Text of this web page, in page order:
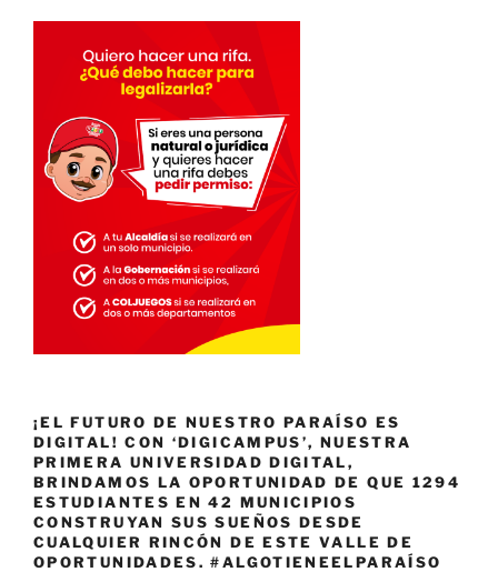
¡EL FUTURO DE NUESTRO PARAÍSO ES
DIGITAL! CON ‘DIGICAMPUS’, NUESTRA
PRIMERA UNIVERSIDAD DIGITAL,
BRINDAMOS LA OPORTUNIDAD DE QUE 1294
ESTUDIANTES EN 42 MUNICIPIOS
CONSTRUYAN SUS SUEÑOS DESDE
CUALQUIER RINCÓN DE ESTE VALLE DE
OPORTUNIDADES. #ALGOTIENEELPARAÍSO